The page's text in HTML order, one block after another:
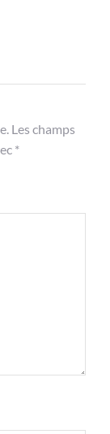
Les champs
*